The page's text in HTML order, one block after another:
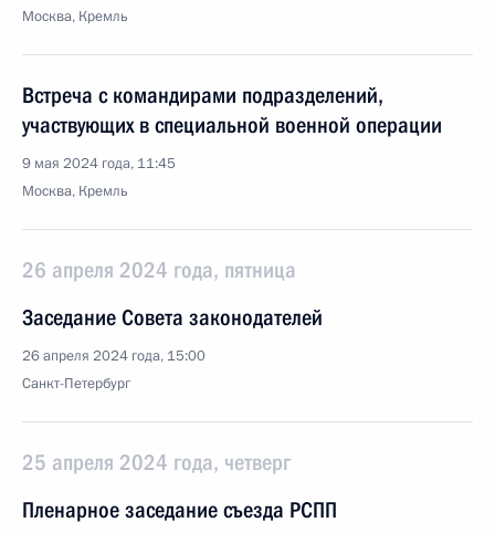
Москва, Кремль
Встреча с командирами подразделений,
участвующих в специальной военной операции
9 мая 2024 года, 11:45
Москва, Кремль
26 апреля 2024 года, пятница
Заседание Совета законодателей
26 апреля 2024 года, 15:00
Санкт-Петербург
25 апреля 2024 года, четверг
Пленарное заседание съезда РСПП